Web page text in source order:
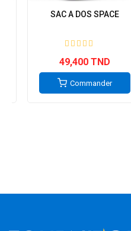
SAC A DOS SPACE
49,400 TND
Commander